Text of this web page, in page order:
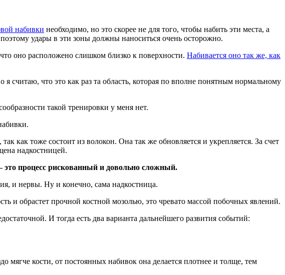
набивки необходимо, но это скорее не для того, чтобы набить эти места, а
удары в эти зоны должны наноситься очень осторожно.
оно расположено слишком близко к поверхности. Набивается оно так же, как
считаю, что это как раз та область, которая по вполне понятным нормальному
такой тренировки у меня нет.
как тоже состоит из волокон. Она так же обновляется и укрепляется. За счет
надкостницей.
это процесс рискованный и довольно сложный.
и нервы. Ну и конечно, сама надкостница.
и обрастет прочной костной мозолью, это чревато массой побочных явлений.
И тогда есть два варианта дальнейшего развития событий:
мягче кости, от постоянных набивок она делается плотнее и толще, тем